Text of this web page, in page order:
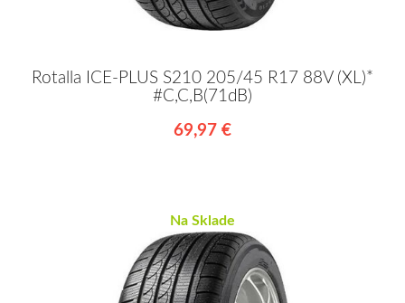
Rotalla ICE-PLUS S210 205/45 R17 88V (XL)*
#C,C,B(71dB)
69,97 €
Na Sklade